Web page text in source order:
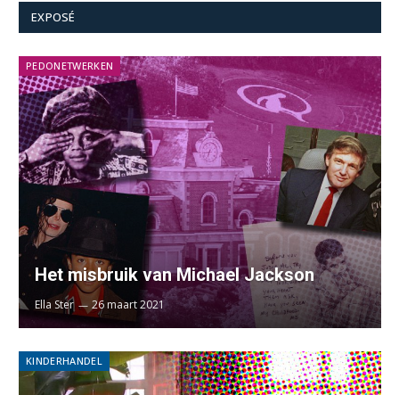
EXPOSÉ
PEDONETWERKEN
Het misbruik van Michael Jackson
Ella Ster 26 maart 2021
KINDERHANDEL